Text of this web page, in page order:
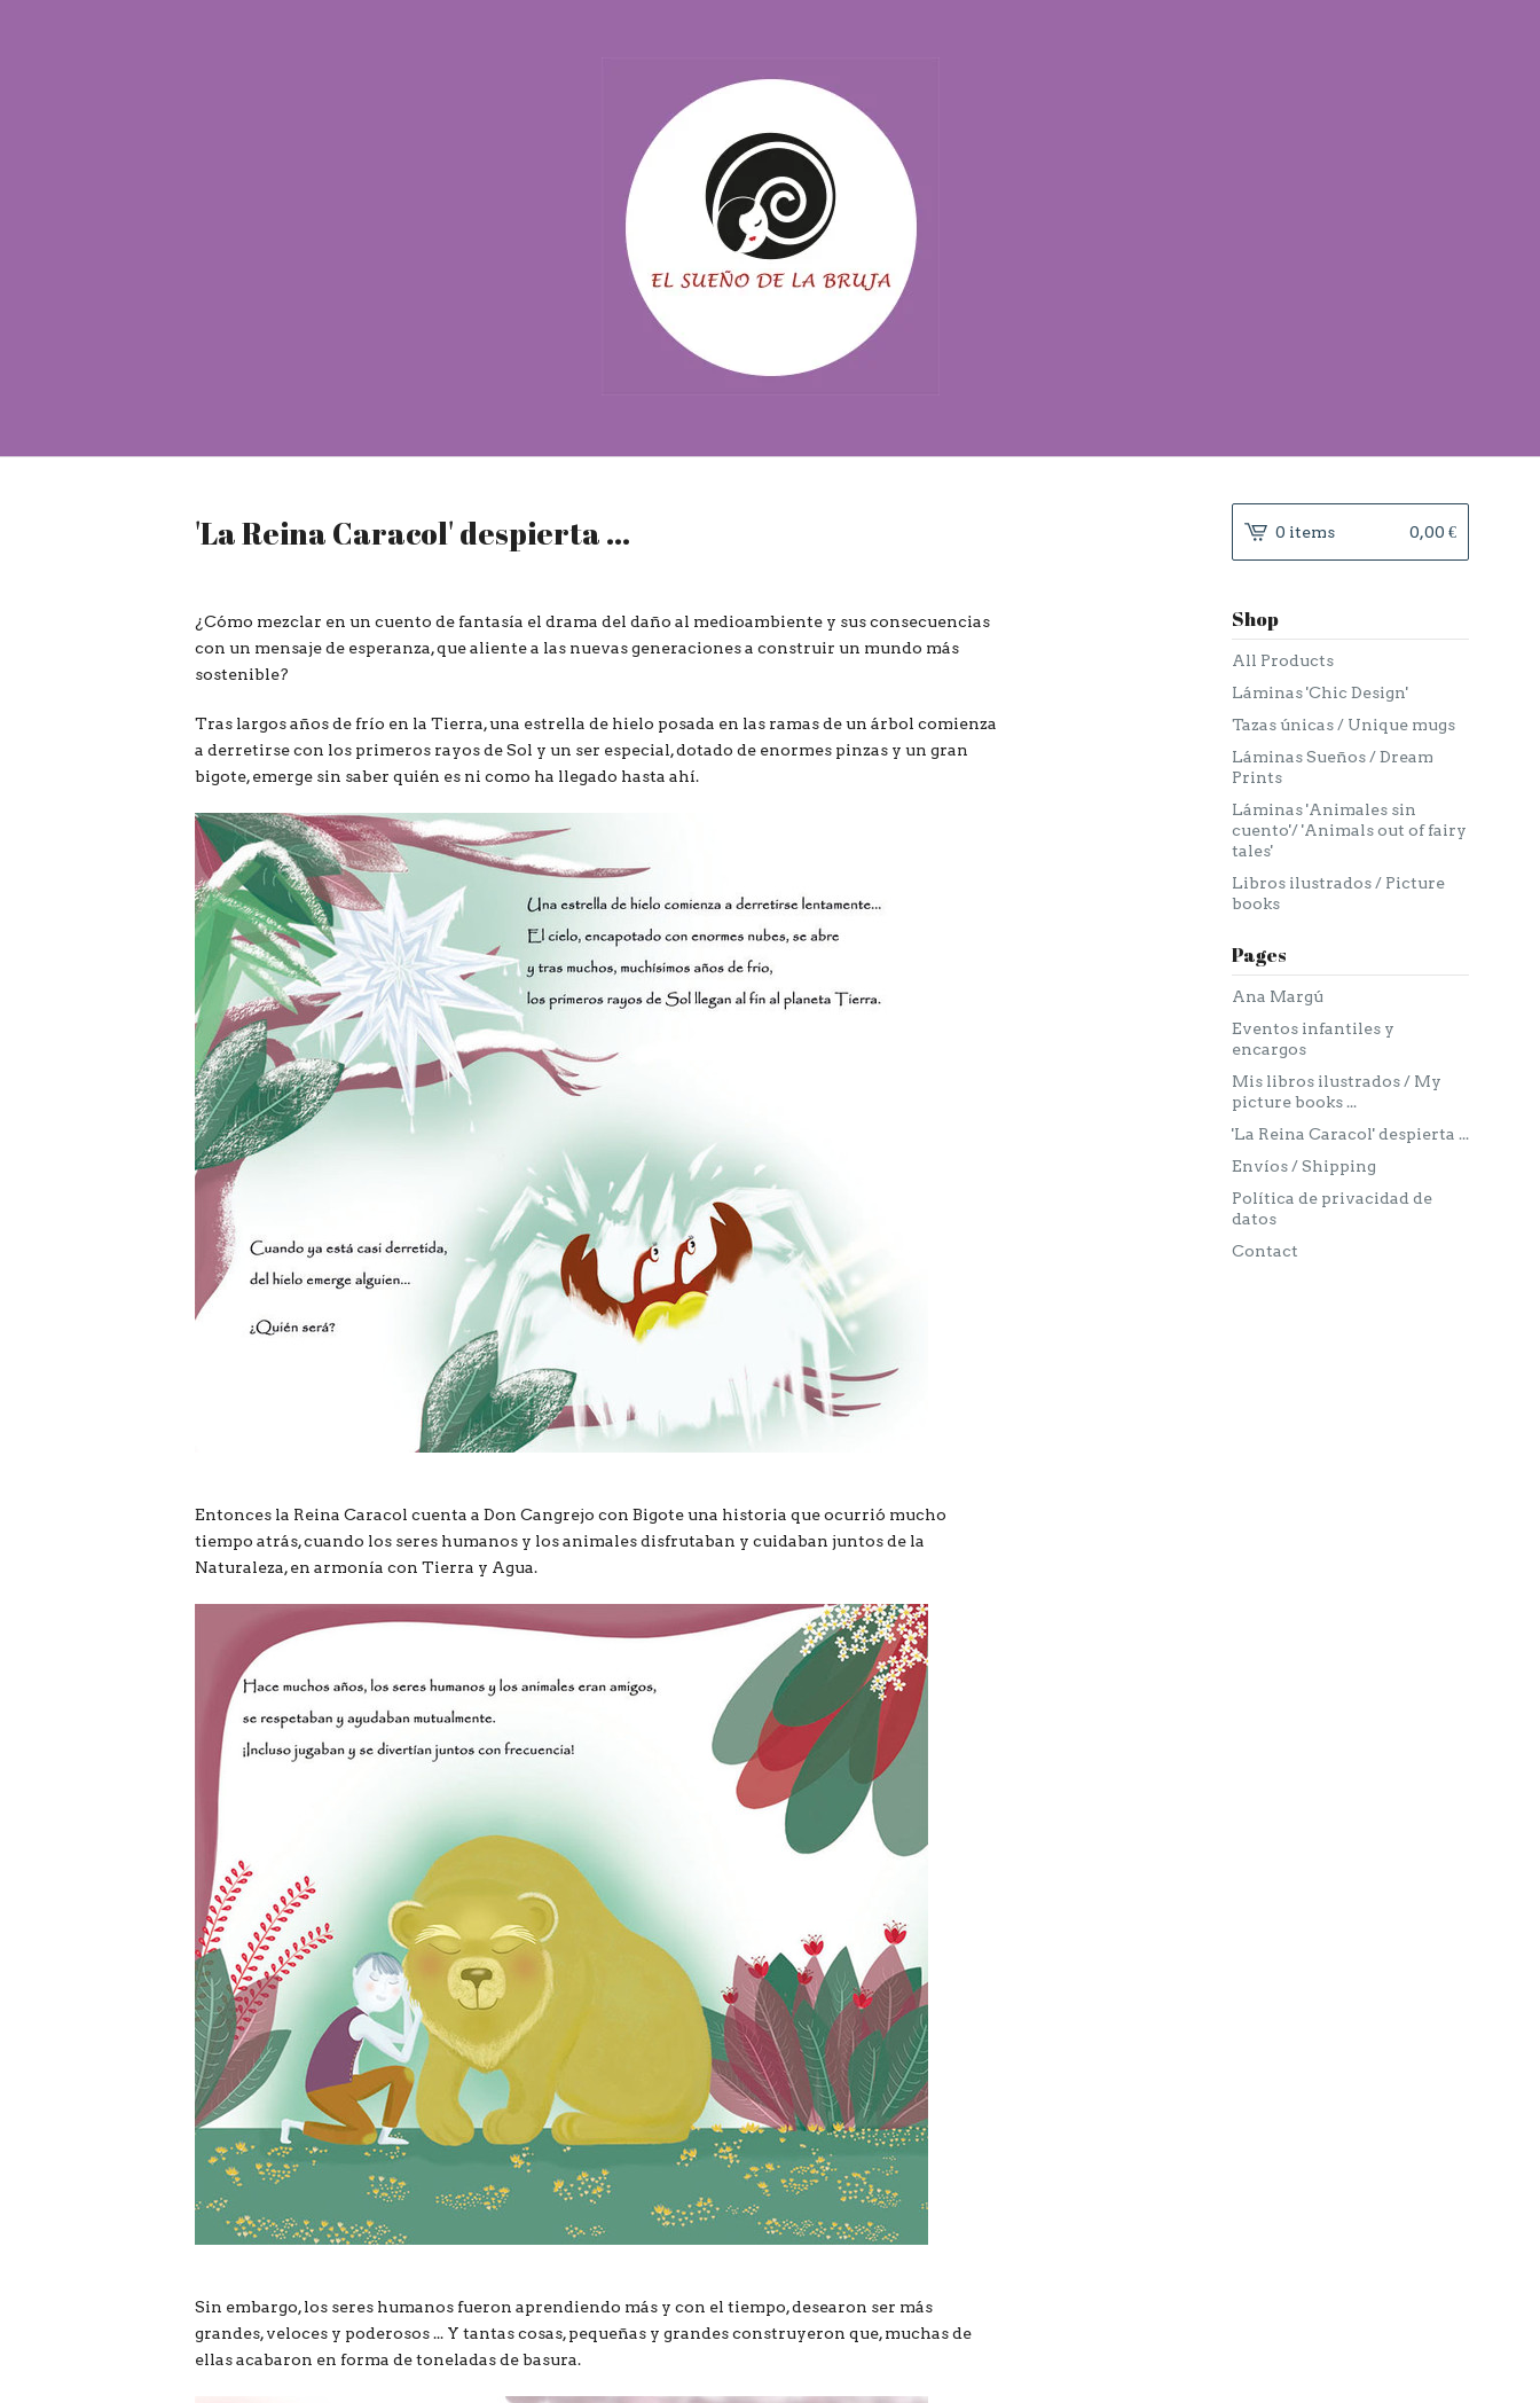
'La Reina Caracol' despierta ...
¿Cómo mezclar en un cuento de fantasía el drama del daño al medioambiente y sus consecuencias
con un mensaje de esperanza, que aliente a las nuevas generaciones a construir un mundo más
sostenible?
Tras largos años de frío en la Tierra, una estrella de hielo posada en las ramas de un árbol comienza
a derretirse con los primeros rayos de Sol y un ser especial, dotado de enormes pinzas y un gran
bigote, emerge sin saber quién es ni como ha llegado hasta ahí.
Entonces la Reina Caracol cuenta a Don Cangrejo con Bigote una historia que ocurrió mucho
tiempo atrás, cuando los seres humanos y los animales disfrutaban y cuidaban juntos de la
Naturaleza, en armonía con Tierra y Agua.
Sin embargo, los seres humanos fueron aprendiendo más y con el tiempo, desearon ser más
grandes, veloces y poderosos ... Y tantas cosas, pequeñas y grandes construyeron que, muchas de
ellas acabaron en forma de toneladas de basura.
0 items 0,00 €
Shop
All Products
Láminas 'Chic Design'
Tazas únicas / Unique mugs
Láminas Sueños / Dream
Prints
Láminas 'Animales sin
cuento'/ 'Animals out of fairy
tales'
Libros ilustrados / Picture
books
Pages
Ana Margú
Eventos infantiles y
encargos
Mis libros ilustrados / My
picture books ...
'La Reina Caracol' despierta ...
Envíos / Shipping
Política de privacidad de
datos
Contact